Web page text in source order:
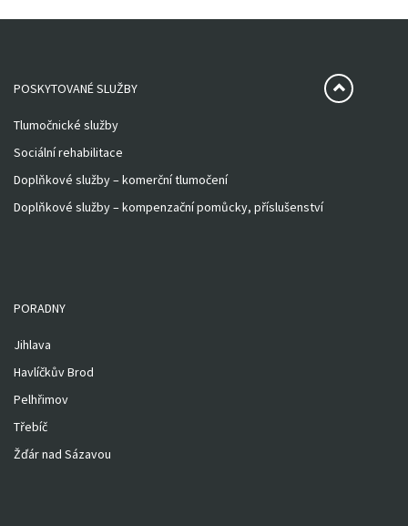
POSKYTOVANÉ SLUŽBY
Tlumočnické služby
Sociální rehabilitace
Doplňkové služby – komerční tlumočení
Doplňkové služby – kompenzační pomůcky, příslušenství
PORADNY
Jihlava
Havlíčkův Brod
Pelhřimov
Třebíč
Žďár nad Sázavou